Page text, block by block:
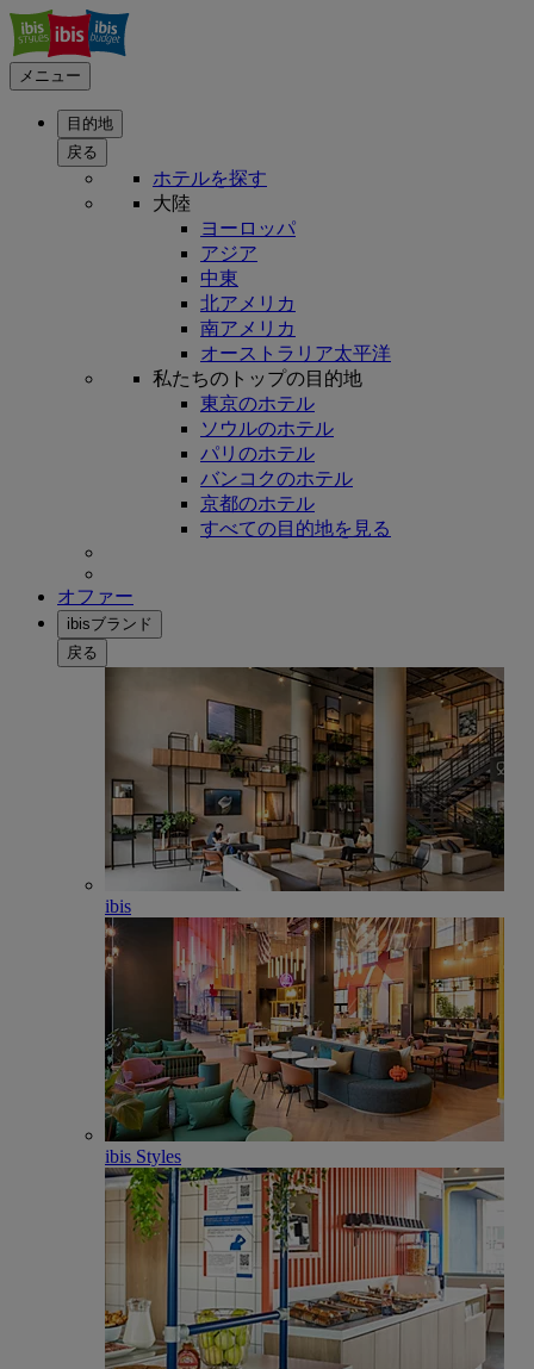
メニュー
目的地
戻る
ホテルを探す
大陸
ヨーロッパ
アジア
中東
北アメリカ
南アメリカ
オーストラリア太平洋
私たちのトップの目的地
東京のホテル
ソウルのホテル
パリのホテル
バンコクのホテル
京都のホテル
すべての目的地を見る
オファー
ibisブランド
戻る
ibis
ibis Styles